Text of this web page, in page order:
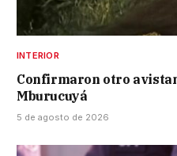
INTERIOR
Confirmaron otro
Mburucuyá
5 de agosto de 2026